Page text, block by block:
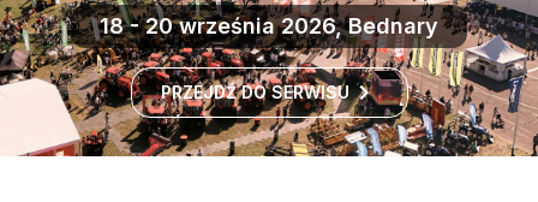
18 - 20 września 2026, Bednary
PRZEJDŹ DO SERWISU